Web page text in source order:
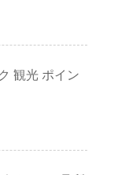
観光 ポイン